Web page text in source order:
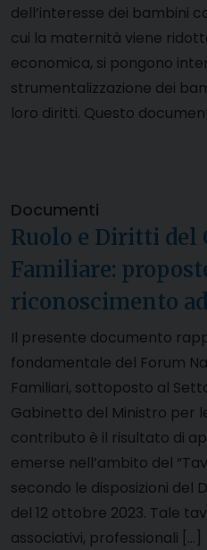
dell’interesse dei bambini
cui la maternità viene
economica, si pongono
strumentalizzazione dei
loro diritti. Questo
Documenti
Ruolo e Diritti del
Familiare:
riconoscimento
Il presente documento
fondamentale del Forum
Familiari, sottoposto al
Gabinetto del Ministro per
contributo è il risultato di
emerse nell’ambito del
secondo le disposizioni del
del 12 ottobre 2023. Tale
associativi, professionali […]